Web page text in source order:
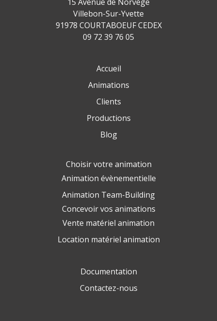
Villebon-Sur-Yvette
91978 COURTABOEUF CEDEX
09 72 39 76 05
Accueil
Animations
Clients
Productions
Blog
Choisir votre animation
Animation évènementielle
Animation Team-Building
Concevoir vos animations
Vente matériel animation
Location matériel animation
Documentation
Contactez-nous